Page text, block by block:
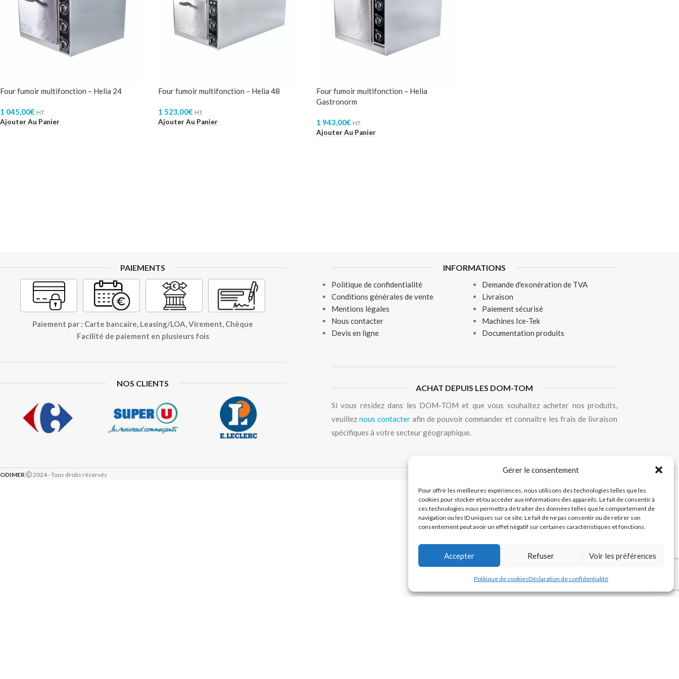
Gérer le consentement
Pour offrir les meilleures expériences, nous utilisons des technologies telles que les
cookies pour stocker et/ou accéder aux informations des appareils. Le fait de consentir à
ces technologies nous permettra de traiter des données telles que le comportement de
navigation ou les ID uniques sur ce site. Le fait de ne pas consentir ou de retirer son
consentement peut avoir un effet négatif sur certaines caractéristiques et fonctions.
Accepter Refuser Voir les préférences
Politique de cookiesDéclaration de confidentialité
Four fumoir multifonction – Helia 24
1 045,00€ HT.
Ajouter Au Panier
Four fumoir multifonction – Helia 48
1 523,00€ HT.
Ajouter Au Panier
Four fumoir multifonction – Helia
Gastronorm
1 943,00€ HT.
Ajouter Au Panier
PAIEMENTS
Paiement par : Carte bancaire, Leasing/LOA, Virement, Chèque
Facilité de paiement en plusieurs fois
NOS CLIENTS
INFORMATIONS
Politique de confidentialité
Conditions générales de vente
Mentions légales
Nous contacter
Devis en ligne
Demande d'exonération de TVA
Livraison
Paiement sécurisé
Machines Ice-Tek
Documentation produits
ACHAT DEPUIS LES DOM-TOM
Si vous résidez dans les DOM-TOM et que vous souhaitez acheter nos produits,
veuillez nous contacterafin de pouvoir commander et connaître les frais de livraison
spécifiques à votre secteur géographique.
ODIMER 2024 - Tous droits réservés Créé par